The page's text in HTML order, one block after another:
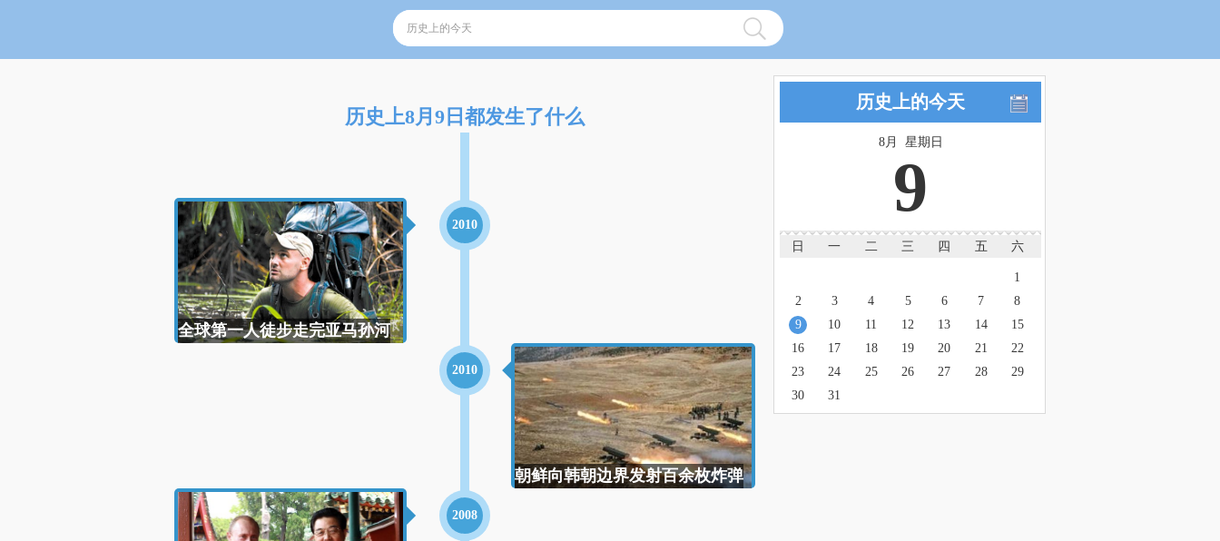
历史上8月9日都发生了什么
2010
全球第一人徒步走完亚马孙河
2010
朝鲜向韩朝边界发射百余枚炸弹
2008
历史上的今天
8月 星期日
9
日 一 二 三 四 五 六
1
2
3 4 5 6 7
8
9
10 11 12 13 14
15
16
17 18 19 20 21
22
23
24 25 26 27 28
29
30
31